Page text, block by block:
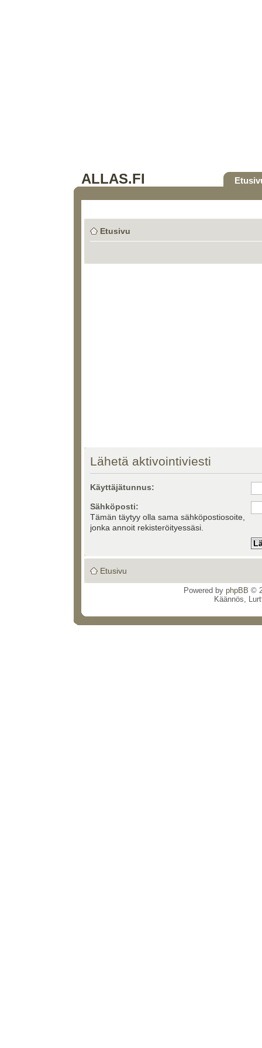
ALLAS.FI
Etusivu
Lähetä aktivointiviesti
Käyttäjätunnus:
Sähköposti:
Tämän täytyy olla sama sähköpostiosoite,
jonka annoit rekisteröityessäsi.
Etusivu
Powered by phpBB ©
Käännös,